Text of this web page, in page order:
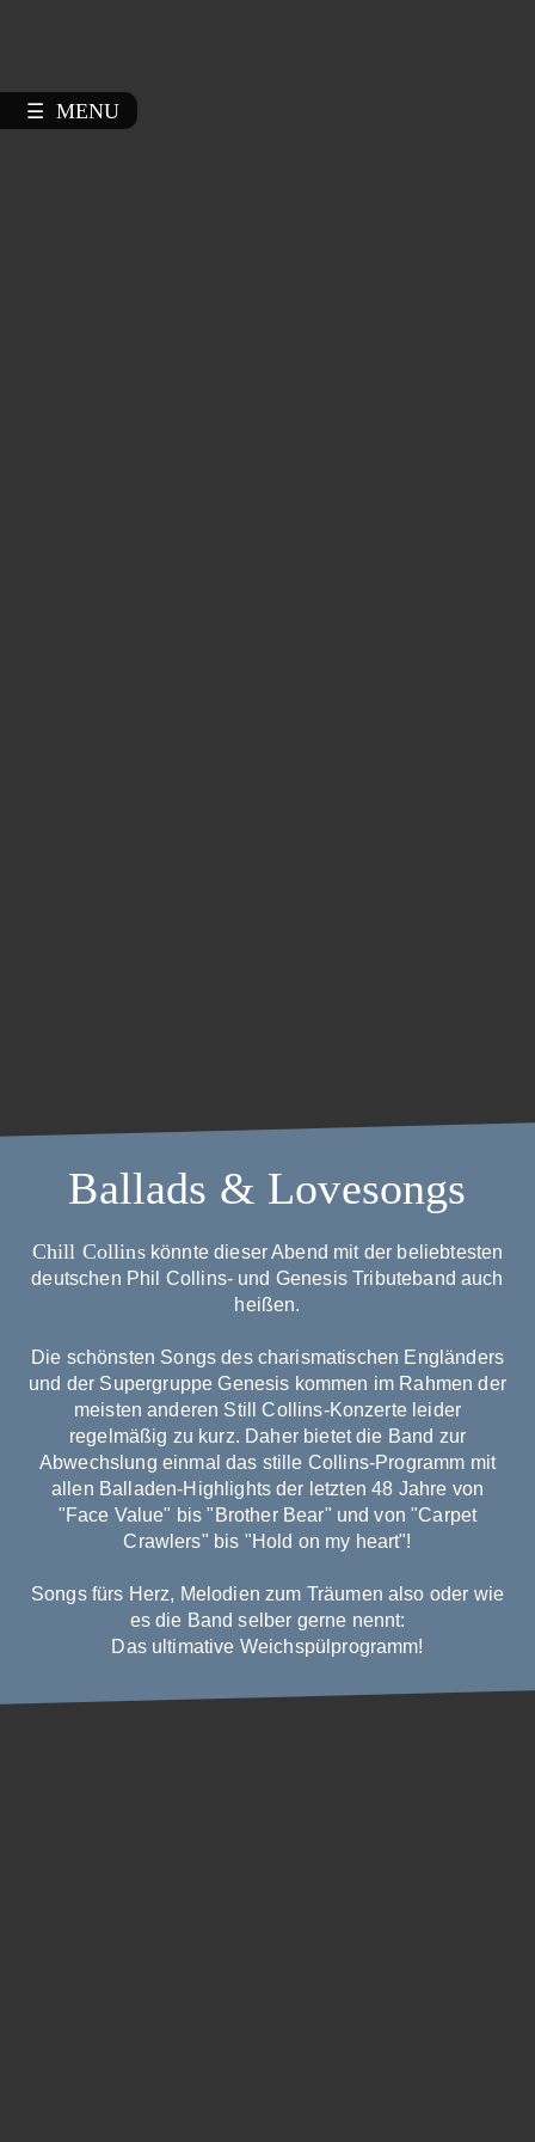
Ballads & Lovesongs
Chill Collinskönnte dieser Abend mit der beliebtesten
deutschen Phil Collins- und Genesis Tributeband auch
heißen.
Die schönsten Songs des charismatischen Engländers
und der Supergruppe Genesis kommen im Rahmen der
meisten anderen Still Collins-Konzerte leider
regelmäßig zu kurz. Daher bietet die Band zur
Abwechslung einmal das stille Collins-Programm mit
allen Balladen-Highlights der letzten 48 Jahre von
"Face Value" bis "Brother Bear" und von "Carpet
Crawlers" bis "Hold on my heart"!
Songs fürs Herz, Melodien zum Träumen also oder wie
es die Band selber gerne nennt:
Das ultimative Weichspülprogramm!
☰ MENU